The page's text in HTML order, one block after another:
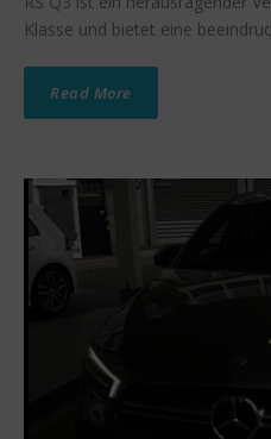
Klasse und bietet eine
Read More